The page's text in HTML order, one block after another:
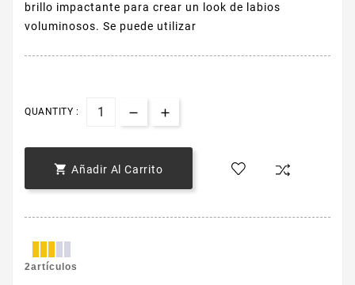
brillo impactante para crear un look de labios
voluminosos. Se puede utilizar
QUANTITY :
 Añadir Al Carrito
2artículos